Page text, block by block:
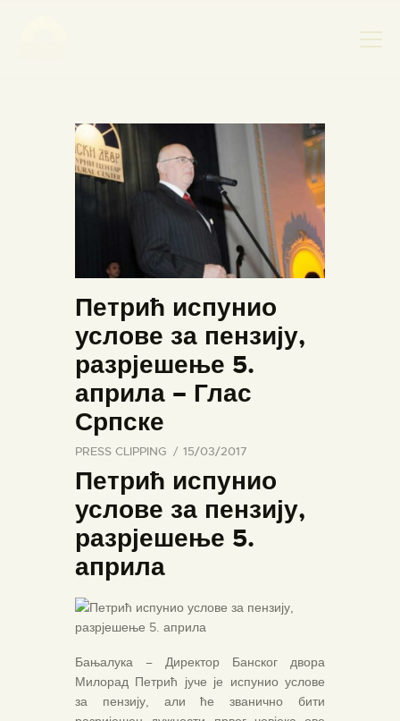
НАСЛОВНА
НОВОСТИ
НАЈАВА ДОГАЂАЈА
БАНСКИ ДВОР
ФОТОГРАФИЈЕ
ВИДЕО
КОНТАКТ
Петрић испунио
услове за пензију,
разрјешење 5.
априла – Глас
Српске
PRESS CLIPPING 15/03/2017
Петрић испунио
услове за пензију,
разрјешење 5.
априла
Бањалука – Директор Банског двора
Милорад Петрић јуче је испунио услове
за пензију, али ће званично бити